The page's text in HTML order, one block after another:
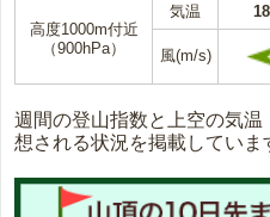
高度1000m付近
（900hPa）
気温
風(m/s)
週間の登山指数と上空の気
想される状況を掲載していま